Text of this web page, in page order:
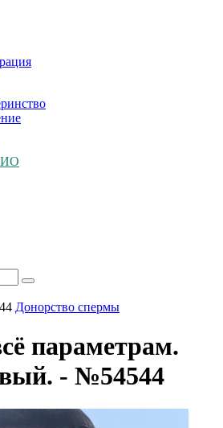
Донорство спермы
параметрам.
- №54544